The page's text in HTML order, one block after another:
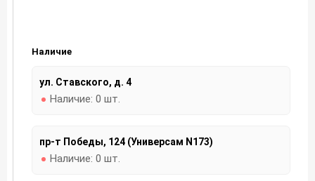
Наличие
ул. Ставского, д. 4
Наличие: 0 шт.
пр-т Победы, 124 (Универсам N173)
Наличие: 0 шт.